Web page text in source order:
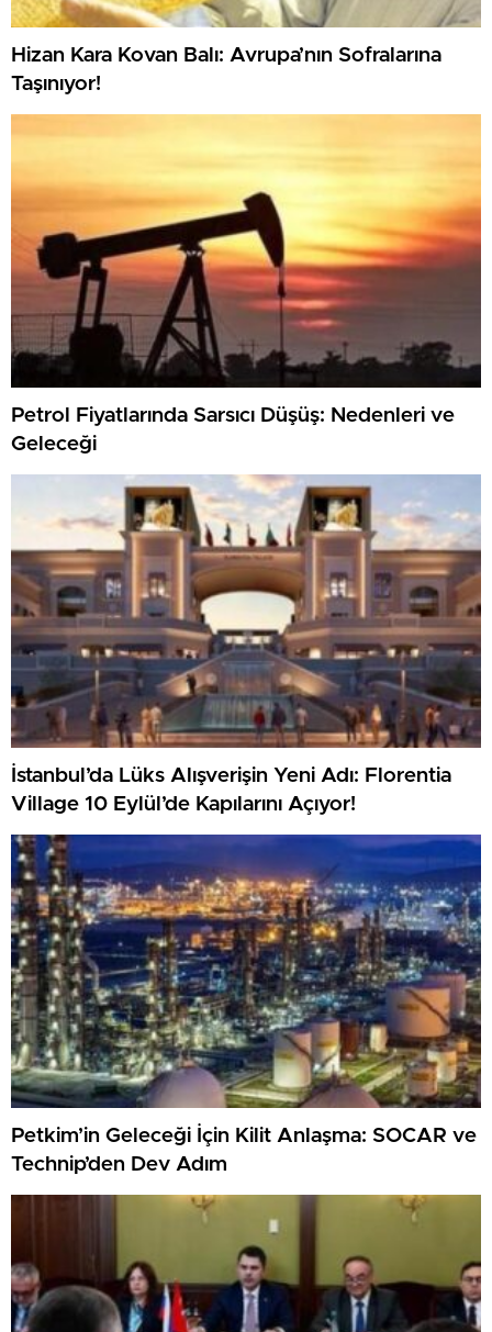
Hizan Kara Kovan Balı: Avrupa’nın Sofralarına
Taşınıyor!
Petrol Fiyatlarında Sarsıcı Düşüş: Nedenleri ve
Geleceği
İstanbul’da Lüks Alışverişin Yeni Adı: Florentia
Village 10 Eylül’de Kapılarını Açıyor!
Petkim’in Geleceği İçin Kilit Anlaşma: SOCAR ve
Technip’den Dev Adım